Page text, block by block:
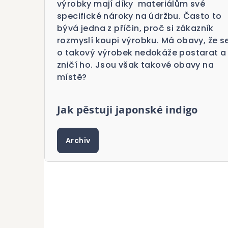
výrobky mají díky materiálům své
specifické nároky na údržbu. Často to
bývá jedna z příčin, proč si zákazník
rozmyslí koupi výrobku. Má obavy, že
o takový výrobek nedokáže postarat a
zničí ho. Jsou však takové obavy na
místě?
Jak pěstuji japonské indigo
Archiv